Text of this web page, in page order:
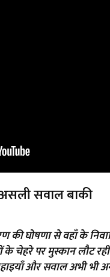
सवाल बाकी
की घोषणा से वहाँ के
के चेहरे पर मुस्कान लौट
और सवाल अभी भी